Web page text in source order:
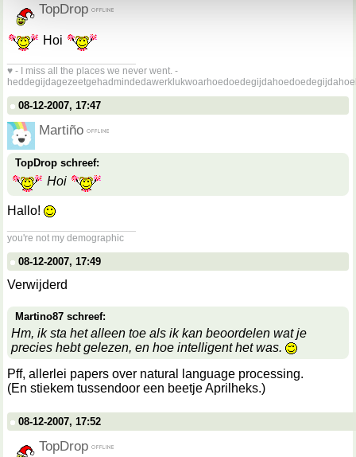
TopDrop
Hoi
♥ - I miss all the places we never went. -
08-12-2007, 17:47
Martiño
TopDrop schreef:
Hoi
Hallo!
you're not my demographic
08-12-2007, 17:49
Verwijderd
Martino87 schreef:
Hm, ik sta het alleen toe als ik kan beoordelen wat je
precies hebt gelezen, en hoe intelligent het was.
Pff, allerlei papers over natural language processing.
(En stiekem tussendoor een beetje Aprilheks.)
08-12-2007, 17:52
TopDrop